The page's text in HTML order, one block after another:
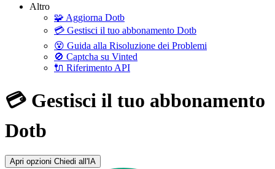
Altro
🧩 Aggiorna Dotb
💳 Gestisci il tuo abbonamento Dotb
😵 Guida alla Risoluzione dei Problemi
🚫 Captcha su Vinted
🔌 Riferimento API
💳 Gestisci il tuo abbonamento
Dotb
Apri opzioni Chiedi all'IA